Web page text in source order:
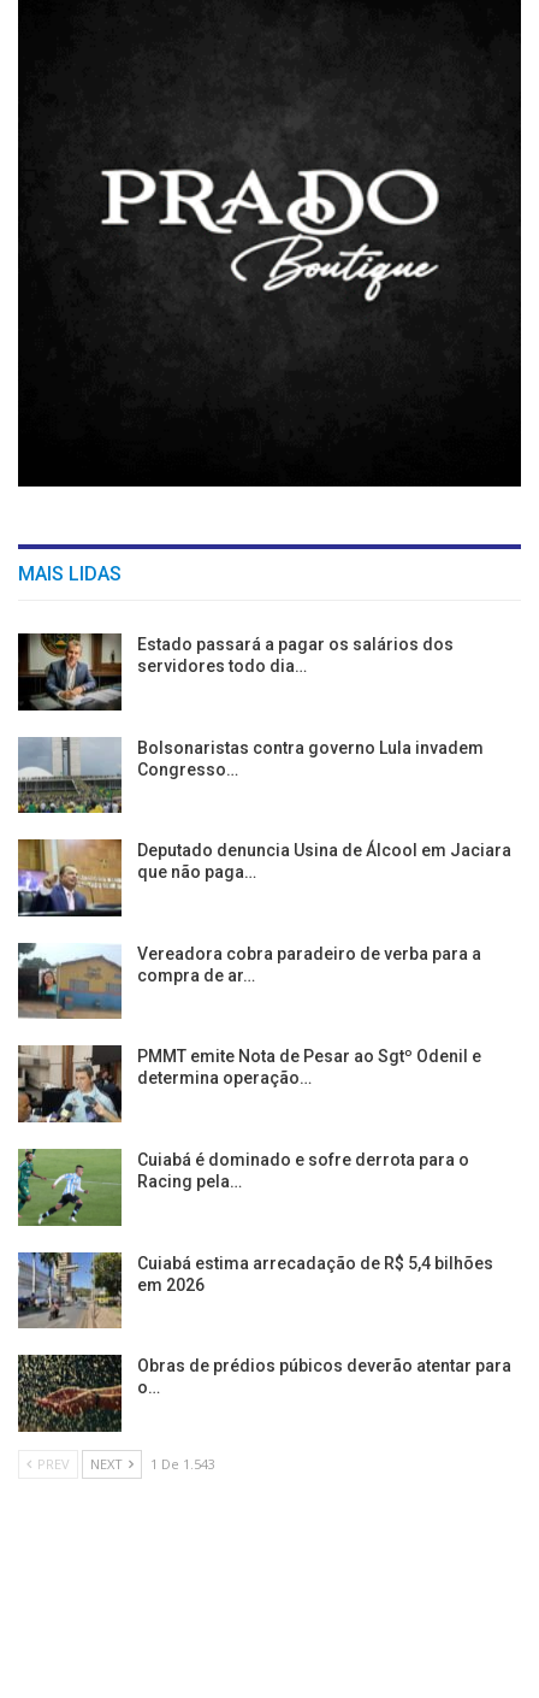
MAIS LIDAS
Estado passará a pagar os salários dos
servidores todo dia…
Bolsonaristas contra governo Lula invadem
Congresso…
Deputado denuncia Usina de Álcool em Jaciara
que não paga…
Vereadora cobra paradeiro de verba para a
compra de ar…
PMMT emite Nota de Pesar ao Sgtº Odenil e
determina operação…
Cuiabá é dominado e sofre derrota para o
Racing pela…
Cuiabá estima arrecadação de R$ 5,4 bilhões
em 2026
Obras de prédios púbicos deverão atentar para
o…
PREV NEXT 1 De 1.543